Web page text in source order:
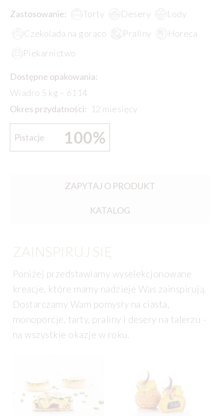
Zastosowanie:
Torty Desery
Lody
Czekolada na gorąco
Praliny
Horeca
Piekarnictwo
Dostępne opakowania:
Wiadro 5 kg – 6114
Okres przydatności: 12 miesięcy
Pistacje 100%
ZAPYTAJ O PRODUKT
KATALOG
ZAINSPIRUJ SIĘ
Poniżej przedstawiamy wyselekcjonowane
kreacje, które mamy nadzieje Was zainspirują.
Dostarczamy Wam pomysły na ciasta,
monoporcje, tarty, praliny i desery na talerzu -
na wszystkie okazje w roku.